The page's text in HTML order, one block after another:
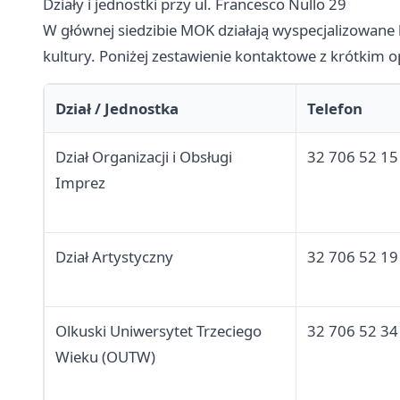
Działy i jednostki przy ul. Francesco Nullo 29
W głównej siedzibie MOK działają
kultury. Poniżej zestawienie kontaktowe z krótkim
Dział / Jednostka Telefon
Dział Organizacji i Obsługi
Imprez
32 706 52 15
Dział Artystyczny 32 706 52 19
Olkuski Uniwersytet Trzeciego
Wieku (OUTW)
32 706 52 34